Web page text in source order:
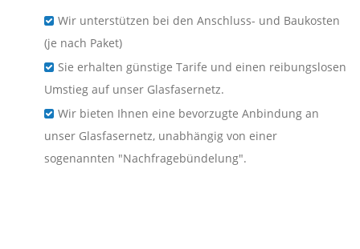
Wir unterstützen bei den Anschluss- und Baukosten
(je nach Paket)
Sie erhalten günstige Tarife und einen reibungslosen
Umstieg auf unser Glasfasernetz.
Wir bieten Ihnen eine bevorzugte Anbindung an
unser Glasfasernetz, unabhängig von einer
sogenannten "Nachfragebündelung".